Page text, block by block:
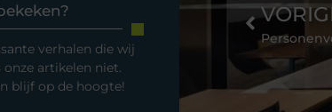
verhalen die wij
artikelen niet.
blijf op de hoogte!